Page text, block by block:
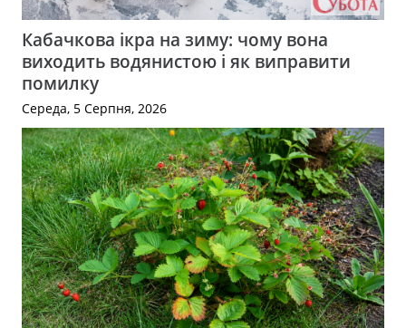
Кабачкова ікра на зиму: чому вона
виходить водянистою і як виправити
помилку
Середа, 5 Серпня, 2026